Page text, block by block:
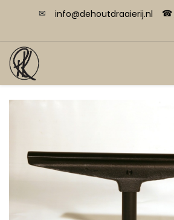
✉ info@dehoutdraaierij.nl ☎